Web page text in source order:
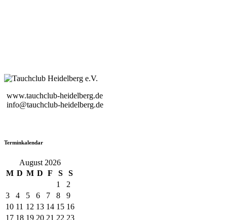
www.tauchclub-heidelberg.de
info@tauchclub-heidelberg.de
Terminkalendar
August 2026
M D M D F S
S
1
2
3
4 5 6 7 8
9
10 11 12 13 14 15 16
17 18 19 20 21 22 23